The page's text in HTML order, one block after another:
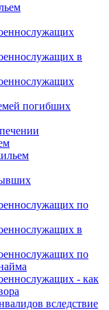
в
погибших
по
в
по
- как
вследствие